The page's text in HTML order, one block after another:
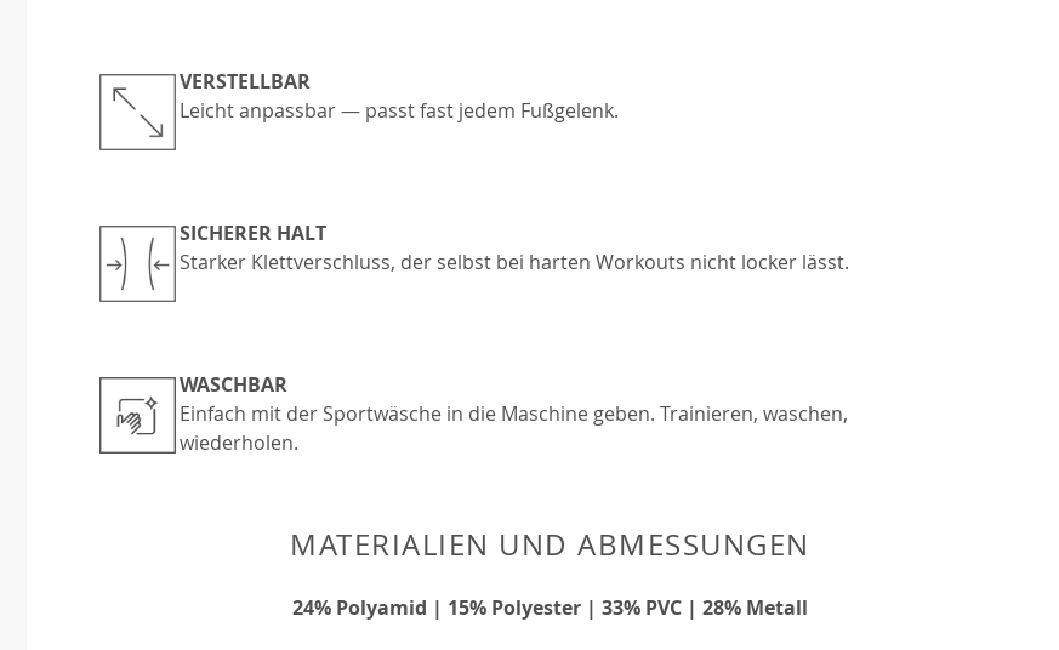
VERSTELLBAR
Leicht anpassbar — passt fast jedem Fußgelenk.
SICHERER HALT
Starker Klettverschluss, der selbst bei harten Workouts nicht locker lässt.
WASCHBAR
Einfach mit der Sportwäsche in die Maschine geben. Trainieren, waschen,
wiederholen.
MATERIALIEN UND ABMESSUNGEN
24% Polyamid | 15% Polyester | 33% PVC | 28% Metall